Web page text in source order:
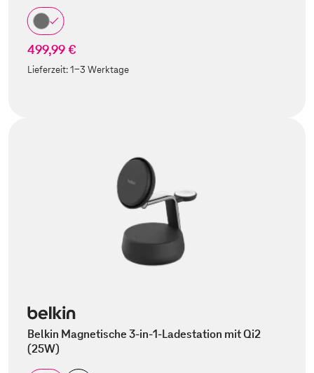
499,99 €
Lieferzeit:1-3 Werktage
Belkin Magnetische 3-in-1-Ladestation mit Qi2
(25W)